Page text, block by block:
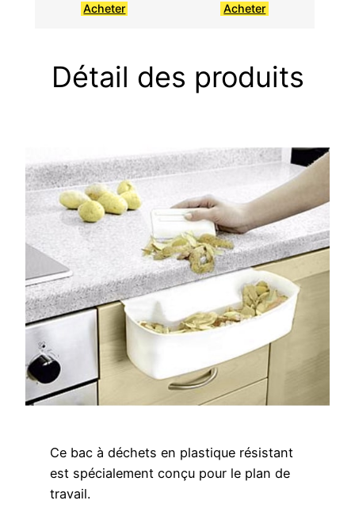
Acheter Acheter
Détail des produits
Ce bac à déchets en plastique résistant
est spécialement conçu pour le plan de
travail.